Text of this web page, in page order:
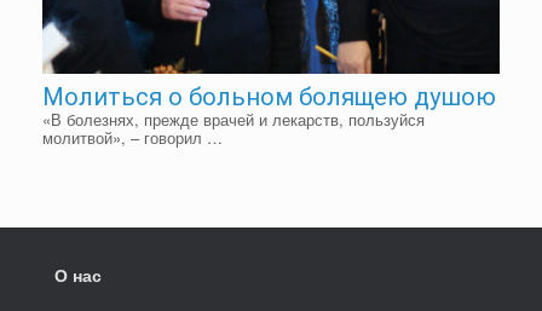
Молиться о больном болящею душою
«В болезнях, прежде врачей и лекарств, пользуйся
молитвой», – говорил …
О нас